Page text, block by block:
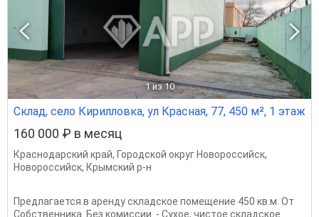
1 из 10
Склад, село Кирилловка, ул Красная, 77, 450 м², 1 этаж
160 000 ₽ в месяц
Краснодарский край, Городской округ Новороссийск,
Новороссийск, Крымский р-н
Предлагается в аренду складское помещение 450 кв.м. От
Собственника. Без комиссии. - Сухое, чистое складское